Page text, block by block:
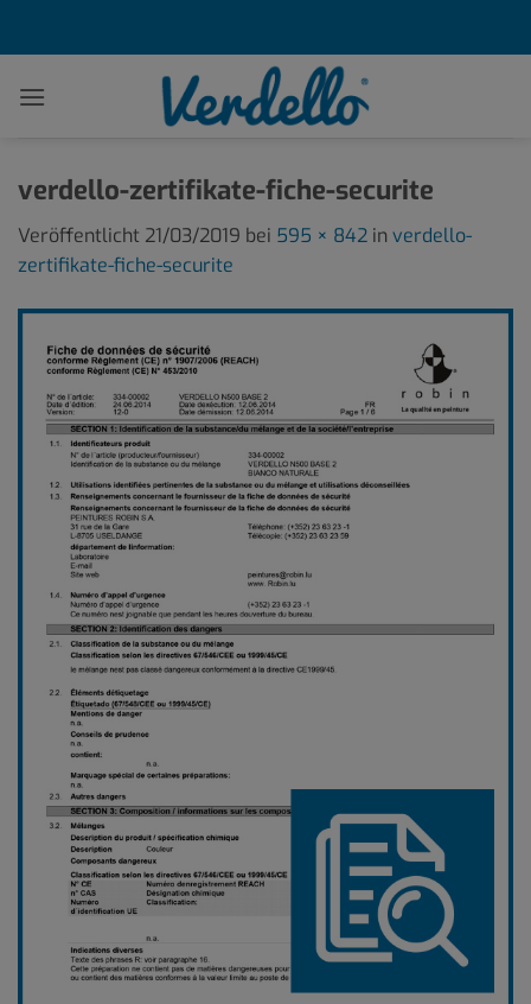
verdello-zertifikate-fiche-securite
Veröffentlicht 21/03/2019 bei 595 × 842 in verdello-
zertifikate-fiche-securite